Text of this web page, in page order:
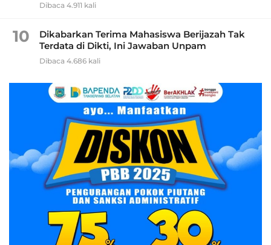
Dibaca 4.911 kali
10
Dikabarkan Terima Mahasiswa Berijazah Tak
Terdata di Dikti, Ini Jawaban Unpam
Dibaca 4.686 kali